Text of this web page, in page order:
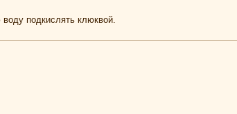
подкислять клюквой.